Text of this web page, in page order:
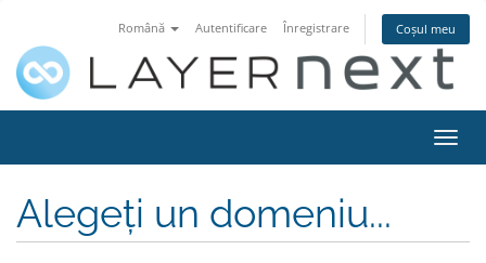
Română Autentificare Înregistrare Coșul meu
Alegeți un domeniu...